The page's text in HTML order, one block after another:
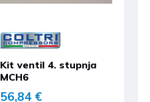
Kit ventil 4. stupnja
MCH6
56,84 €